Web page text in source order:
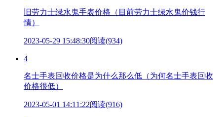
旧劳力士绿水鬼手表价格（目前劳力士绿水鬼价钱行
情）
2023-05-29 15:48:30阅读(934)
4
名士手表回收价格是为什么那么低（为何名士手表回收
价格很低）
2023-05-01 14:11:22阅读(916)